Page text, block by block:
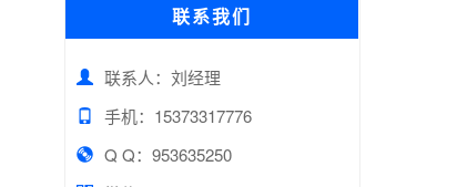
联系我们
联系人：刘经理
手机：15373317776
Q Q：953635250